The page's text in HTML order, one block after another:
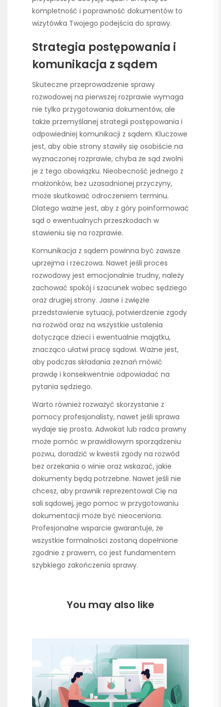
kompletność i poprawność dokumentów to
wizytówka Twojego podejścia do sprawy.
Strategia postępowania i
komunikacja z sądem
Skuteczne przeprowadzenie sprawy
rozwodowej na pierwszej rozprawie wymaga
nie tylko przygotowania dokumentów, ale
także przemyślanej strategii postępowania i
odpowiedniej komunikacji z sądem. Kluczowe
jest, aby obie strony stawiły się osobiście na
wyznaczonej rozprawie, chyba że sąd zwolni
je z tego obowiązku. Nieobecność jednego z
małżonków, bez uzasadnionej przyczyny,
może skutkować odroczeniem terminu.
Dlatego ważne jest, aby z góry poinformować
sąd o ewentualnych przeszkodach w
stawieniu się na rozprawie.
Komunikacja z sądem powinna być zawsze
uprzejma i rzeczowa. Nawet jeśli proces
rozwodowy jest emocjonalnie trudny, należy
zachować spokój i szacunek wobec sędziego
oraz drugiej strony. Jasne i zwięzłe
przedstawienie sytuacji, potwierdzenie zgody
na rozwód oraz na wszystkie ustalenia
dotyczące dzieci i ewentualnie majątku,
znacząco ułatwi pracę sądowi. Ważne jest,
aby podczas składania zeznań mówić
prawdę i konsekwentnie odpowiadać na
pytania sędziego.
Warto również rozważyć skorzystanie z
pomocy profesjonalisty, nawet jeśli sprawa
wydaje się prosta. Adwokat lub radca prawny
może pomóc w prawidłowym sporządzeniu
pozwu, doradzić w kwestii zgody na rozwód
bez orzekania o winie oraz wskazać, jakie
dokumenty będą potrzebne. Nawet jeśli nie
chcesz, aby prawnik reprezentował Cię na
sali sądowej, jego pomoc w przygotowaniu
dokumentacji może być nieoceniona.
Profesjonalne wsparcie gwarantuje, że
wszystkie formalności zostaną dopełnione
zgodnie z prawem, co jest fundamentem
szybkiego zakończenia sprawy.
You may also like